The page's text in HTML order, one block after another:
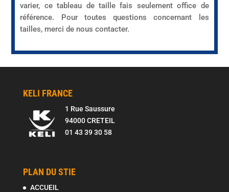
varier, ce tableau de taille fais seulement office de
référence. Pour toutes questions concernant les
tailles, merci de nous contacter.
KELI FRANCE
1 Rue Saussure
94000 CRETEIL
01 43 39 30 58
PLAN DU STIE
ACCUEIL